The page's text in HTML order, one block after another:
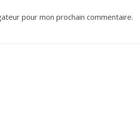
pour mon prochain commentaire.